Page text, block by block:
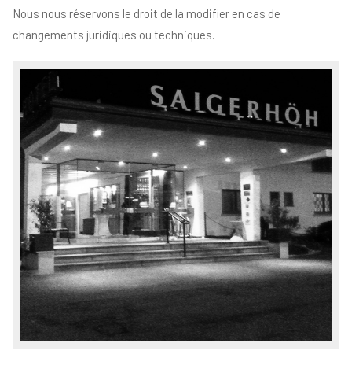
Nous nous réservons le droit de la modifier en cas de
changements juridiques ou techniques.